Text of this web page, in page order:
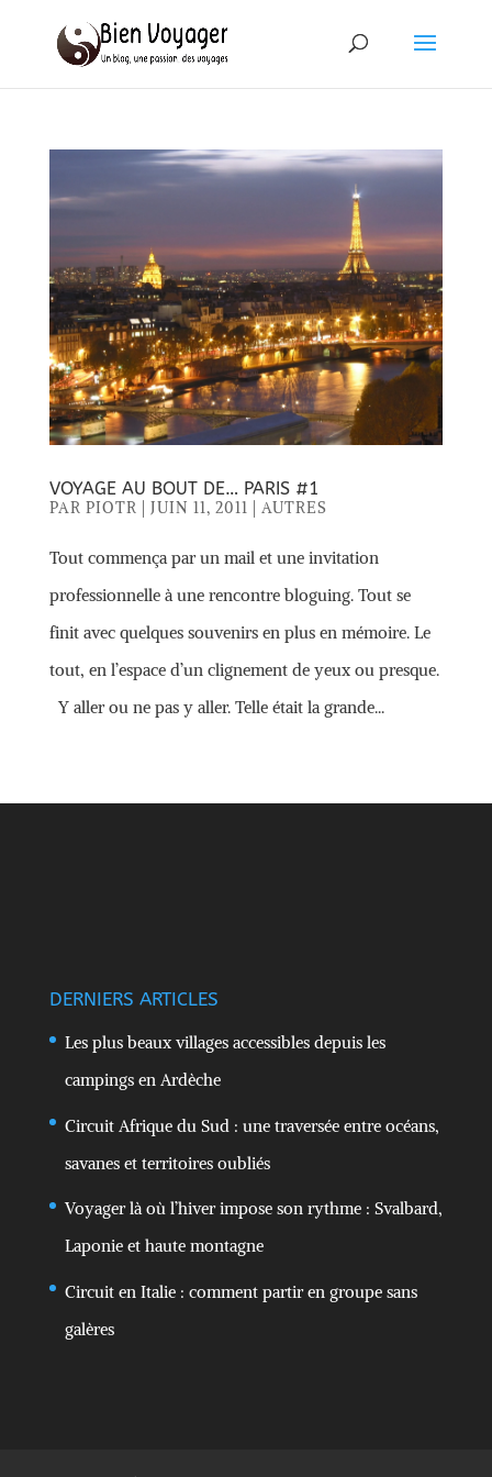
VOYAGE AU BOUT DE… PARIS #1
PAR PIOTR JUIN 11, 2011 AUTRES
Tout commença par un mail et une invitation
professionnelle à une rencontre bloguing. Tout se
finit avec quelques souvenirs en plus en mémoire. Le
tout, en l’espace d’un clignement de yeux ou presque.
Y aller ou ne pas y aller. Telle était la grande...
DERNIERS ARTICLES
Les plus beaux villages accessibles depuis les
campings en Ardèche
Circuit Afrique du Sud : une traversée entre océans,
savanes et territoires oubliés
Voyager là où l’hiver impose son rythme : Svalbard,
Laponie et haute montagne
Circuit en Italie : comment partir en groupe sans
galères